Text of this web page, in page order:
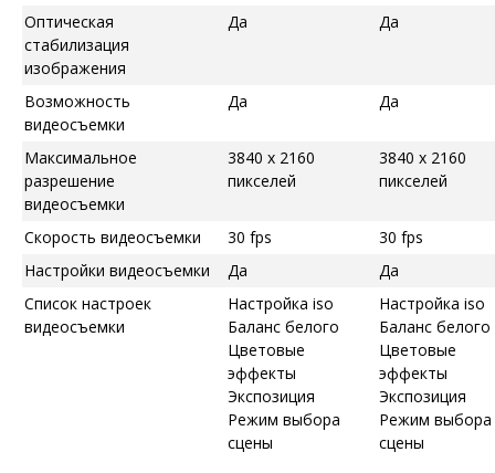
Оптическая
стабилизация
изображения
Да Да
Возможность
видеосъемки
Да Да
Максимальное
разрешение
видеосъемки
3840 x 2160
пикселей
3840 x 2160
пикселей
Скорость видеосъемки 30 fps
30 fps
Настройки видеосъемки
Да
Да
Список настроек
видеосъемки
Настройка iso
Баланс белого
Цветовые
эффекты
Экспозиция
Режим выбора
сцены
Настройка iso
Баланс белого
Цветовые
эффекты
Экспозиция
Режим выбора
сцены